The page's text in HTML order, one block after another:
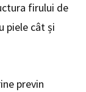
firului de
piele cât și
previn